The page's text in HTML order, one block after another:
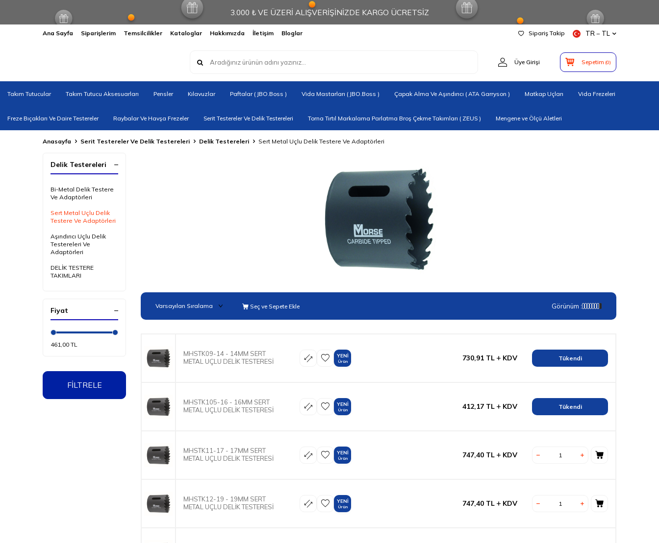
3.000 ₺ VE ÜZERİ ALIŞVERİŞİNİZDE KARGO ÜCRETSİZ
Ana Sayfa Siparişlerim Temsilcilikler Kataloglar Hakkımızda İletişim Bloglar Sipariş Takip TR − TL
Üye Girişi Sepetim (0)
Takım Tutucular Takım Tutucu Aksesuarları Pensler Kılavuzlar Paftalar ( JBO.Boss ) Vida Mastarları ( JBO.Boss ) Çapak Alma Ve Aşındırıcı ( ATA Garryson ) Matkap Uçları Vida Frezeleri
Freze Bıçakları Ve Daire Testereler Raybalar Ve Havşa Frezeler Serit Testereler Ve Delik Testereleri Torna Tırtıl Markalama Parlatma Broş Çekme Takımları ( ZEUS ) Mengene ve Ölçü Aletleri
Anasayfa Serit Testereler Ve Delik Testereleri Delik Testereleri Sert Metal Uçlu Delik Testere Ve Adaptörleri
Delik Testereleri
Bi-Metal Delik Testere
Ve Adaptörleri
Sert Metal Uçlu Delik
Testere Ve Adaptörleri
Aşındırıcı Uçlu Delik
Testereleri Ve
Adaptörleri
DELİK TESTERE
TAKIMLARI
Fiyat
461,00 TL
FİLTRELE
Seç ve Sepete Ekle Görünüm :
MHSTK09-14 - 14MM SERT
METAL UÇLU DELİK TESTERESİ
YENI
Ürün 730,91 TL KDV Tükendi
MHSTK105-16 - 16MM SERT
METAL UÇLU DELİK TESTERESİ
YENI
Ürün 412,17 TL KDV Tükendi
MHSTK11-17 - 17MM SERT
METAL UÇLU DELİK TESTERESİ
YENI
Ürün 747,40 TL KDV
MHSTK12-19 - 19MM SERT
METAL UÇLU DELİK TESTERESİ
YENI
Ürün 747,40 TL KDV